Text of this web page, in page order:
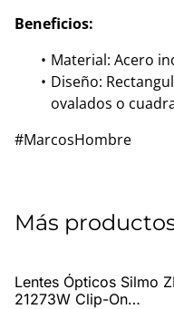
Beneficios:
Material: Acero
Diseño:
ovalados o
#MarcosHombre
Más
Lentes Ópticos Silmo
21273W Clip-On